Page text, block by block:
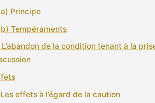
a) Principe
b) Tempéraments
L’abandon de la condition tenant à la
Les effets à l’égard de la caution